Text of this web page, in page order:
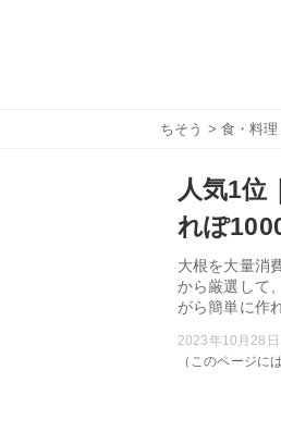
ちそう > 食・料理
人気1位
れぽ
大根を大量消
から厳選して
がら簡単に作
2023年10月28日
（このページに